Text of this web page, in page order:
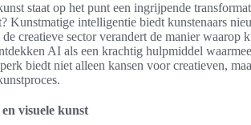
staat op het punt een ingrijpende
Kunstmatige intelligentie biedt kunstenaars
creatieve sector verandert de manier waarop
AI als een krachtig hulpmiddel
biedt niet alleen kansen voor creatieven,
visuele kunst